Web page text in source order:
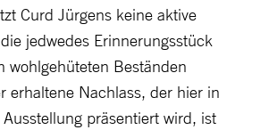
Curd Jürgens keine aktive
jedwedes Erinnerungsstück
wohlgehüteten Beständen
erhaltene Nachlass, der hier in
präsentiert wird, ist